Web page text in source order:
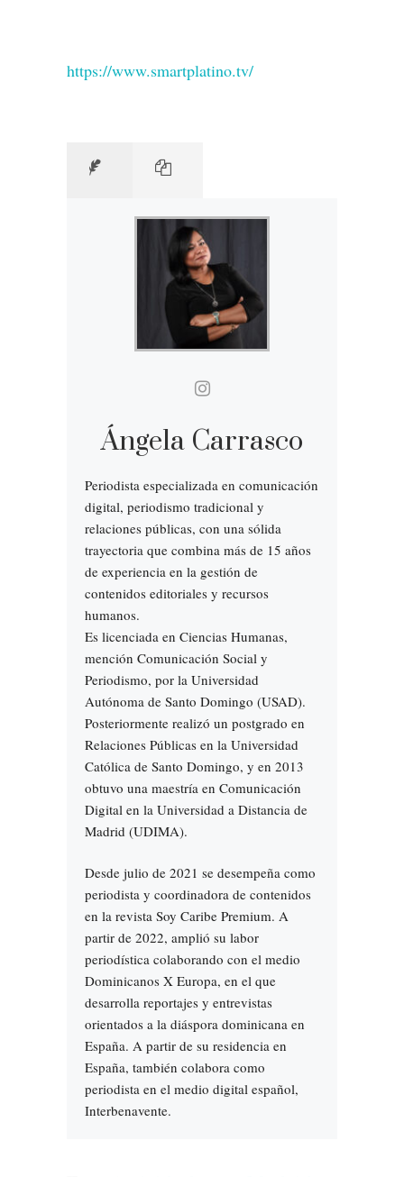
https://www.smartplatino.tv/
Ángela Carrasco
Periodista especializada en comunicación
digital, periodismo tradicional y
relaciones públicas, con una sólida
trayectoria que combina más de 15 años
de experiencia en la gestión de
contenidos editoriales y recursos
humanos.
Es licenciada en Ciencias Humanas,
mención Comunicación Social y
Periodismo, por la Universidad
Autónoma de Santo Domingo (USAD).
Posteriormente realizó un postgrado en
Relaciones Públicas en la Universidad
Católica de Santo Domingo, y en 2013
obtuvo una maestría en Comunicación
Digital en la Universidad a Distancia de
Madrid (UDIMA).
Desde julio de 2021 se desempeña como
periodista y coordinadora de contenidos
en la revista Soy Caribe Premium. A
partir de 2022, amplió su labor
periodística colaborando con el medio
Dominicanos X Europa, en el que
desarrolla reportajes y entrevistas
orientados a la diáspora dominicana en
España. A partir de su residencia en
España, también colabora como
periodista en el medio digital español,
Interbenavente.